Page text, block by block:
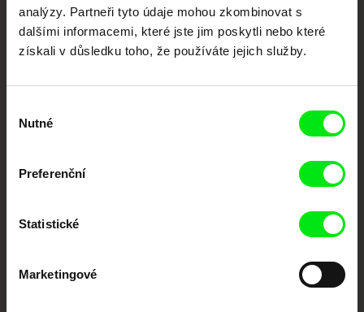
analýzy. Partneři tyto údaje mohou zkombinovat s
dalšími informacemi, které jste jim poskytli nebo které
získali v důsledku toho, že používáte jejich služby.
souhlasu
Nutné
Preferenční
Statistické
Marketingové
Členové Doc Alliance
DOK Leipzig